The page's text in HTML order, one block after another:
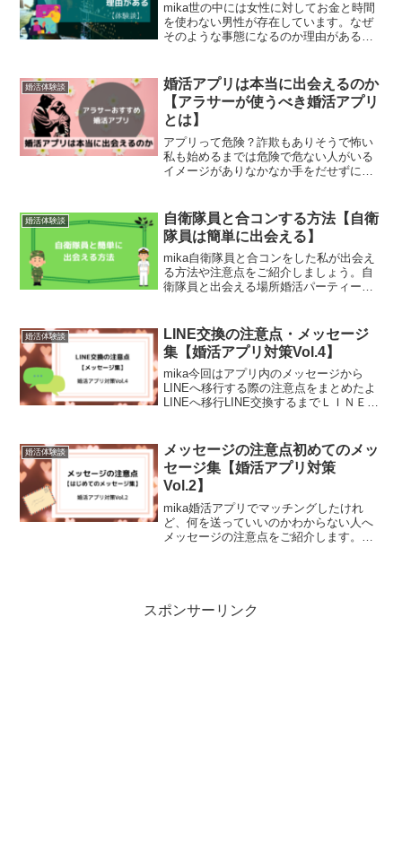
mika世の中には女性に対してお金と時間
を使わない男性が存在しています。なぜ
そのような事態になるのか理由があるの
をしていると出会うのが、お金と時間を
使わない男です。ご飯...
婚活体験談
婚活アプリは本当に出会えるのか
【アラサーが使うべき婚活アプリ
とは】
アプリって危険？詐欺もありそうで怖い
私も始めるまでは危険で危ない人がいる
イメージがありなかなか手をだせずにい
すが、いきなり一対一での対応となりま
す。少し始めるのが怖いな...
婚活体験談
自衛隊員と合コンする方法【自衛
隊員は簡単に出会える】
mika自衛隊員と合コンをした私が出会え
る方法や注意点をご紹介しましょう。自
衛隊員と出会える場所婚活パーティー街
男性が多い職場なので女性との出会いは
少なく、多くの隊員が...
婚活体験談
LINE交換の注意点・メッセージ
集【婚活アプリ対策Vol.4】
mika今回はアプリ内のメッセージから
LINEへ移行する際の注意点をまとめたよ
LINEへ移行LINE交換するまでＬＩＮＥ交
換するタイミングはいつがいいのだろう
早...
婚活体験談
メッセージの注意点初めてのメッ
セージ集【婚活アプリ対策
Vol.2】
mika婚活アプリでマッチングしたけれ
ど、何を送っていいのかわからない人へ
メッセージの注意点をご紹介します。メ
スポンサーリンク